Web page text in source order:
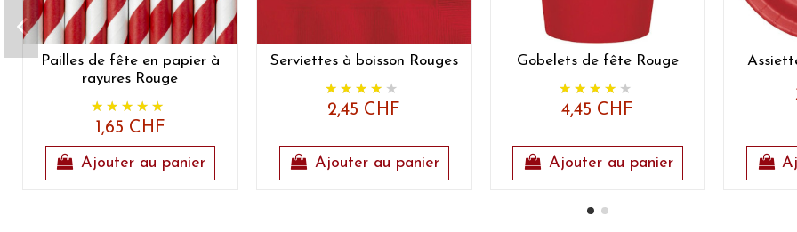
Pailles de fête en papier à
rayures Rouge
1,65 CHF
Ajouter au panier
Serviettes à boisson Rouges
2,45 CHF
Ajouter au panier
Gobelets de fête Rouge
4,45 CHF
Ajouter au panier